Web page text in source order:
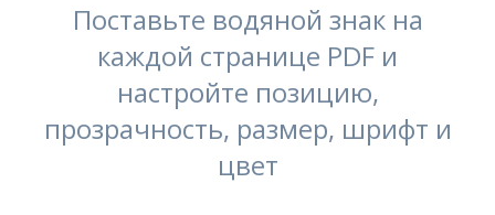
Поставьте водяной знак на
каждой странице PDF и
настройте позицию,
прозрачность, размер, шрифт и
цвет